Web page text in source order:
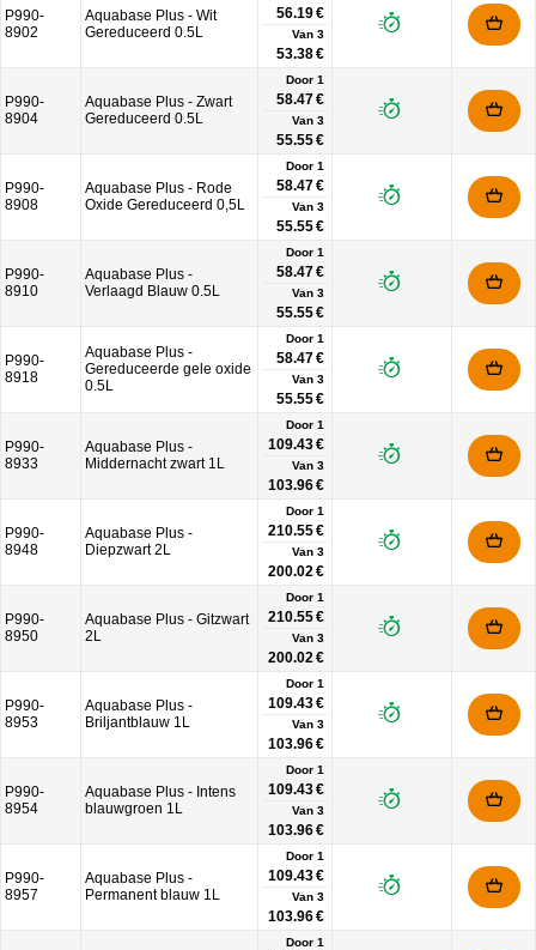
P990-
8902
Aquabase Plus - Wit
Gereduceerd 0.5L
56.19 €
Van 3
53.38 €
P990-
8904
Aquabase Plus - Zwart
Gereduceerd 0.5L
Door 1
58.47 €
Van 3
55.55 €
P990-
8908
Aquabase Plus - Rode
Oxide Gereduceerd 0,5L
Door 1
58.47 €
Van 3
55.55 €
P990-
8910
Aquabase Plus -
Verlaagd Blauw 0.5L
Door 1
58.47 €
Van 3
55.55 €
P990-
8918
Aquabase Plus -
Gereduceerde gele oxide
0.5L
Door 1
58.47 €
Van 3
55.55 €
P990-
8933
Aquabase Plus -
Middernacht zwart 1L
Door 1
109.43 €
Van 3
103.96 €
P990-
8948
Aquabase Plus -
Diepzwart 2L
Door 1
210.55 €
Van 3
200.02 €
P990-
8950
Aquabase Plus - Gitzwart
2L
Door 1
210.55 €
Van 3
200.02 €
P990-
8953
Aquabase Plus -
Briljantblauw 1L
Door 1
109.43 €
Van 3
103.96 €
P990-
8954
Aquabase Plus - Intens
blauwgroen 1L
Door 1
109.43 €
Van 3
103.96 €
P990-
8957
Aquabase Plus -
Permanent blauw 1L
Door 1
109.43 €
Van 3
103.96 €
Door 1